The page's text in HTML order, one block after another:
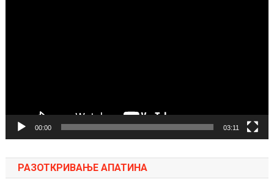
00:00 03:11
РАЗОТКРИВАЊЕ АПАТИНА